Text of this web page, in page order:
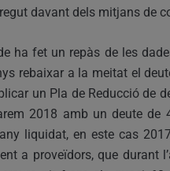
davant dels mitjans de
ha fet un repàs de les
rebaixar a la meitat el
un Pla de Reducció de
2018 amb un deute de
liquidat, en este cas
a proveïdors, que durant